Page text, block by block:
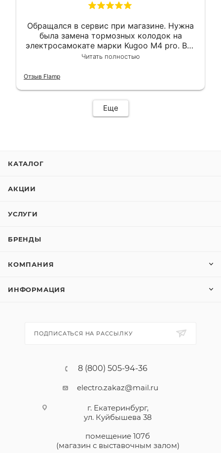
Обращался в сервис при магазине. Нужна
была замена тормозных колодок на
электросамокате марки Kugoo M4 pro. Всё
сделали в лучшем виде и в максимально
гарантии, поэтому и обратился в этот
Читать полностью
Отзыв Flamp
Еще
КАТАЛОГ
АКЦИИ
УСЛУГИ
БРЕНДЫ
КОМПАНИЯ
ИНФОРМАЦИЯ
ПОДПИСАТЬСЯ НА РАССЫЛКУ
8 (800) 505-94-36
electro.zakaz@mail.ru
г. Екатеринбург,
ул. Куйбышева 38
помещение 107б
(магазин с выставочным залом)